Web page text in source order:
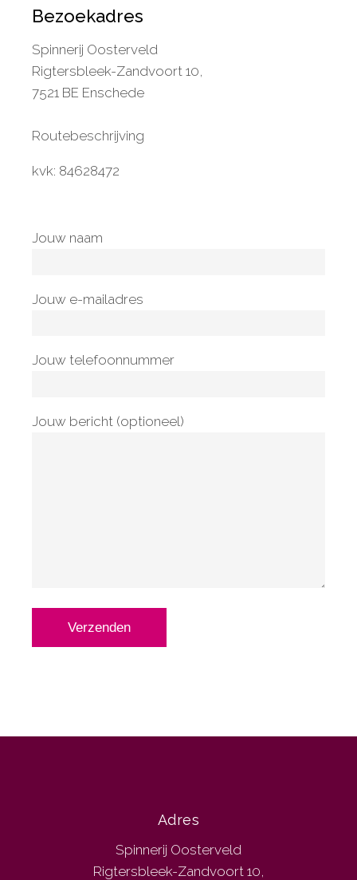
Bezoekadres
Spinnerij Oosterveld
Rigtersbleek-Zandvoort 10,
7521 BE Enschede
Routebeschrijving
kvk: 84628472
Jouw naam
Jouw e-mailadres
Jouw telefoonnummer
Jouw bericht (optioneel)
Adres
Spinnerij Oosterveld
Rigtersbleek-Zandvoort 10,